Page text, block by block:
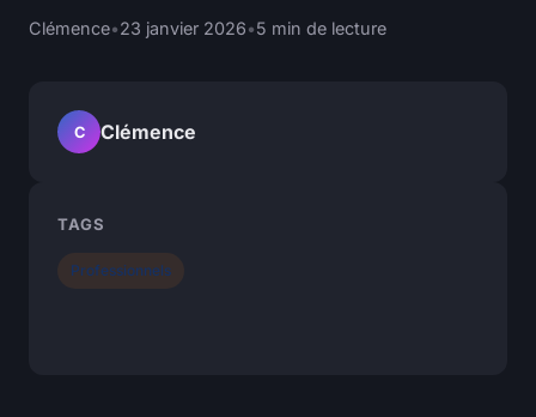
Clémence•23 janvier 2026•5 min de lecture
C Clémence
TAGS
Professionnels